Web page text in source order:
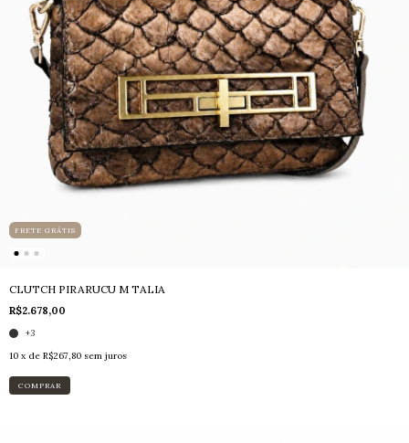
FRETE GRÁTIS
CLUTCH PIRARUCU M TALIA
R$2.678,00
+3
10 x de R$267,80 sem juros
COMPRAR